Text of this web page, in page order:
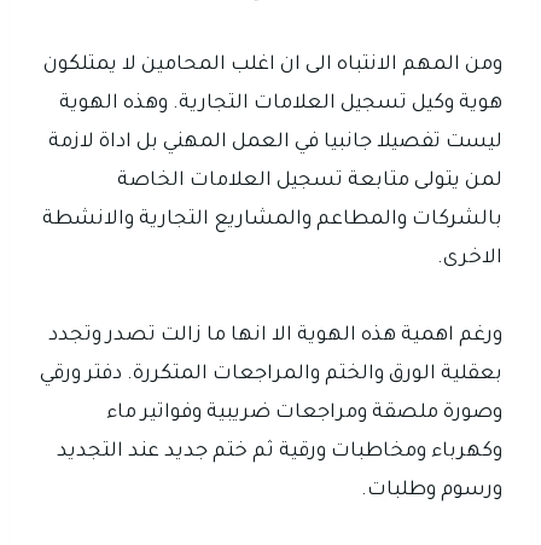
ومن المهم الانتباه الى ان اغلب المحامين لا يمتلكون
هوية وكيل تسجيل العلامات التجارية. وهذه الهوية
ليست تفصيلا جانبيا في العمل المهني بل اداة لازمة
لمن يتولى متابعة تسجيل العلامات الخاصة
بالشركات والمطاعم والمشاريع التجارية والانشطة
الاخرى.
ورغم اهمية هذه الهوية الا انها ما زالت تصدر وتجدد
بعقلية الورق والختم والمراجعات المتكررة. دفتر ورقي
وصورة ملصقة ومراجعات ضريبية وفواتير ماء
وكهرباء ومخاطبات ورقية ثم ختم جديد عند التجديد
ورسوم وطلبات.